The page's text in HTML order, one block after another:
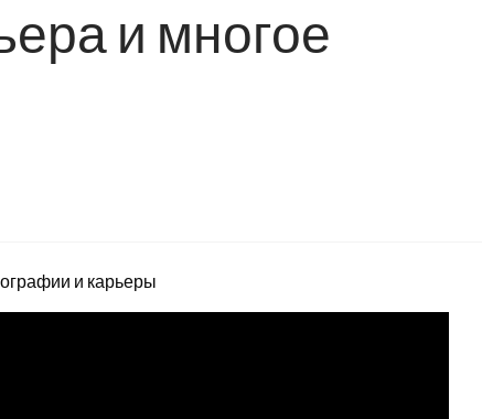
и многое